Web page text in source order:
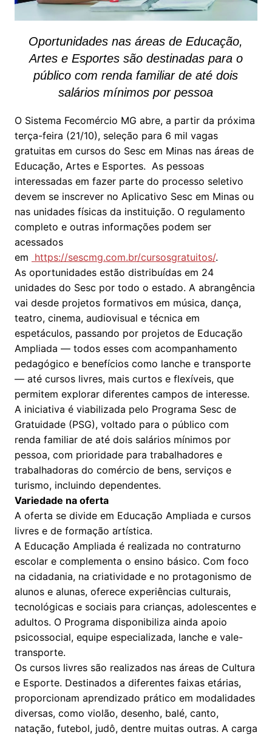
Oportunidades nas áreas de Educação,
Artes e Esportes são destinadas para o
público com renda familiar de até dois
salários mínimos por pessoa
O Sistema Fecomércio MG abre, a partir da próxima
terça-feira (21/10), seleção para 6 mil vagas
gratuitas em cursos do Sesc em Minas nas áreas de
Educação, Artes e Esportes. As pessoas
interessadas em fazer parte do processo seletivo
devem se inscrever no Aplicativo Sesc em Minas ou
nas unidades físicas da instituição. O regulamento
completo e outras informações podem ser
acessados
em https://sescmg.com.br/cursosgratuitos/.
As oportunidades estão distribuídas em 24
unidades do Sesc por todo o estado. A abrangência
vai desde projetos formativos em música, dança,
teatro, cinema, audiovisual e técnica em
espetáculos, passando por projetos de Educação
Ampliada — todos esses com acompanhamento
pedagógico e benefícios como lanche e transporte
— até cursos livres, mais curtos e flexíveis, que
permitem explorar diferentes campos de interesse.
A iniciativa é viabilizada pelo Programa Sesc de
Gratuidade (PSG), voltado para o público com
renda familiar de até dois salários mínimos por
pessoa, com prioridade para trabalhadores e
trabalhadoras do comércio de bens, serviços e
turismo, incluindo dependentes.
Variedade na oferta
A oferta se divide em Educação Ampliada e cursos
livres e de formação artística.
A Educação Ampliada é realizada no contraturno
escolar e complementa o ensino básico. Com foco
na cidadania, na criatividade e no protagonismo de
alunos e alunas, oferece experiências culturais,
tecnológicas e sociais para crianças, adolescentes e
adultos. O Programa disponibiliza ainda apoio
psicossocial, equipe especializada, lanche e vale-
transporte.
Os cursos livres são realizados nas áreas de Cultura
e Esporte. Destinados a diferentes faixas etárias,
proporcionam aprendizado prático em modalidades
diversas, como violão, desenho, balé, canto,
natação, futebol, judô, dentre muitas outras. A carga